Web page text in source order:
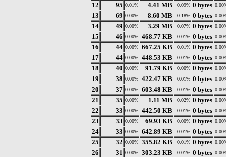
12 95 0.01% 4.41 MB 0.09% 0 bytes
13 69 0.00% 8.60 MB 0.18% 0 bytes
14 49 0.00% 3.29 MB 0.07% 0 bytes
15 46 0.00% 468.77 KB 0.01% 0 bytes
16 44 0.00% 667.25 KB 0.01% 0 bytes
17 44 0.00% 448.53 KB 0.01% 0 bytes
18 40 0.00% 91.79 KB 0.00% 0 bytes
19 38 0.00% 422.47 KB 0.01% 0 bytes
20 37 0.00% 603.48 KB 0.01% 0 bytes
21 35 0.00% 1.11 MB 0.02% 0 bytes
22 33 0.00% 442.50 KB 0.01% 0 bytes
23 33 0.00% 69.93 KB 0.00% 0 bytes
24 33 0.00% 642.89 KB 0.01% 0 bytes
25 32 0.00% 355.82 KB 0.01% 0 bytes
26 31 0.00% 303.23 KB 0.01% 0 bytes